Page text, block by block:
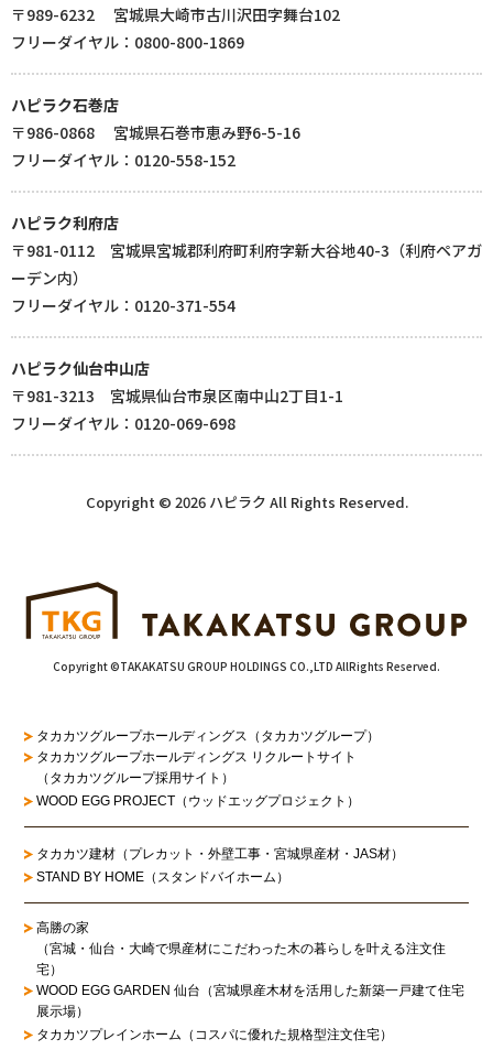
〒989-6232 宮城県大崎市古川沢田字舞台102
フリーダイヤル：0800-800-1869
ハピラク石巻店
〒986-0868 宮城県石巻市恵み野6-5-16
フリーダイヤル：0120-558-152
ハピラク利府店
〒981-0112 宮城県宮城郡利府町利府字新大谷地40-3（利府ペアガ
ーデン内）
フリーダイヤル：0120-371-554
ハピラク仙台中山店
〒981-3213 宮城県仙台市泉区南中山2丁目1-1
フリーダイヤル：0120-069-698
Copyright © 2026 ハピラク All Rights Reserved.
Copyright ©TAKAKATSU GROUP HOLDINGS CO.,LTD AllRights Reserved.
タカカツグループホールディングス（タカカツグループ）
タカカツグループホールディングス リクルートサイト
（タカカツグループ採用サイト）
WOOD EGG PROJECT（ウッドエッグプロジェクト）
タカカツ建材（プレカット・外壁工事・宮城県産材・JAS材）
STAND BY HOME（スタンドバイホーム）
高勝の家
（宮城・仙台・大崎で県産材にこだわった木の暮らしを叶える注文住
宅）
WOOD EGG GARDEN 仙台（宮城県産木材を活用した新築一戸建て住宅
展示場）
タカカツプレインホーム（コスパに優れた規格型注文住宅）